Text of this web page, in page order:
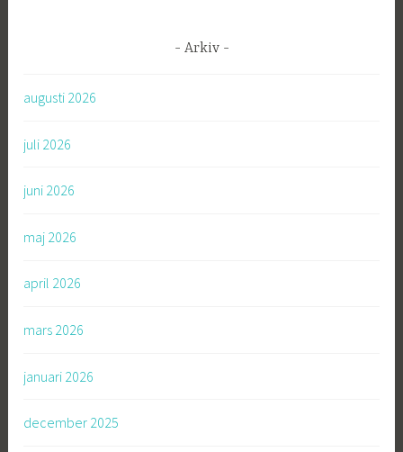
Arkiv
augusti 2026
juli 2026
juni 2026
maj 2026
april 2026
mars 2026
januari 2026
december 2025